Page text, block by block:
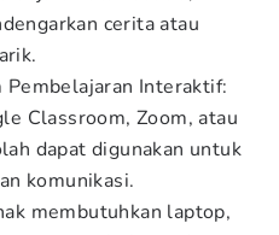
cerita atau
Interaktif:
Classroom, Zoom, atau
dapat digunakan untuk
komunikasi.
membutuhkan laptop,